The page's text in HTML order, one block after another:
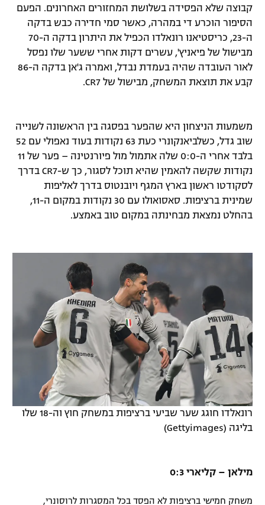
הצטרפות לחבילת הערוצים
לוח דרושים – ג'ובנט
קבוצה שלא הפסידה בשלושת המחזורים האחרונים. הפעם
הסיפור הוכרע די במהרה, כאשר סמי חדירה כבש בדקה
ה-23, כריסטיאנו רונאלדו הכפיל את היתרון בדקה ה-70
מבישול של פיאניץ', עשרים דקות אחרי ששער שלו נפסל
לאור העובדה שהיה בעמדת נבדל, ואמרה ג'אן בדקה ה-86
קבע את תוצאת המשחק, מבישול של CR7.
משמעות הניצחון היא שהפער בפסגה בין הראשונה לשנייה
שוב גדל, כשלביאנקונרי כעת 63 נקודות בעוד נאפולי עם 52
בלבד אחרי ה-0:0 שלה אתמול מול פיורנטינה – פער של 11
נקודות שקשה להאמין שהיא תוכל לסגור, כך ש-CR7 בדרך
לסקודטו ראשון בארץ המגף ויובנטוס בדרך לאליפות
שמינית ברציפות. סאסואולו עם 30 נקודות במקום ה-11,
בהחלט נמצאת מבחינתה במקום טוב באמצע.
רונאלדו חוגג שער שביעי ברציפות במשחק חוץ וה-18 שלו
בליגה (Gettyimages)
מילאן – קליארי 0:3
משחק חמישי ברציפות לא הפסד בכל המסגרות לרוסונרי,